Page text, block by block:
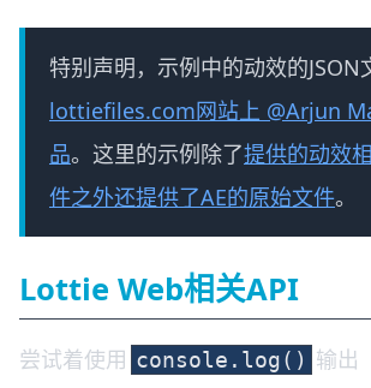
特别声明，示例中的动效的JSON
lottiefiles.com网站上 @Arjun
品。这里的示例除了提供的动效
件之外还提供了AE的原始文件。
Lottie Web相关API
尝试着使用 console.log() 输出